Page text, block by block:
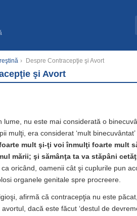
› Despre Contracepţie şi Avort
şi Avort
lume, nu este mai considerată o
mulţi, era considerat ‘mult
mult şi-ţi voi înmulţi foarte mult
mării; şi sămânţa ta va stăpâni
oricând, oamenii cât şi cuplurile pun
organele genitale spre procreere.
afirmă că contracepţia nu este
dacă este făcut ‘destul de